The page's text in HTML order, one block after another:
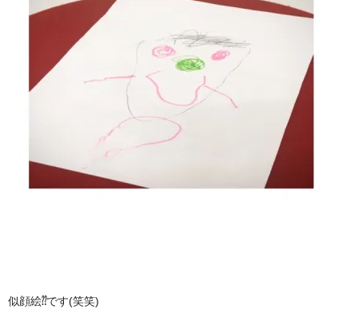
似顔絵⁇です(笑笑)